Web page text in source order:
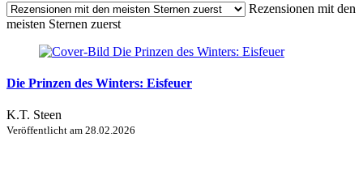
Rezensionen mit den
meisten Sternen zuerst
Die Prinzen des Winters: Eisfeuer
K.T. Steen
Veröffentlicht am 28.02.2026